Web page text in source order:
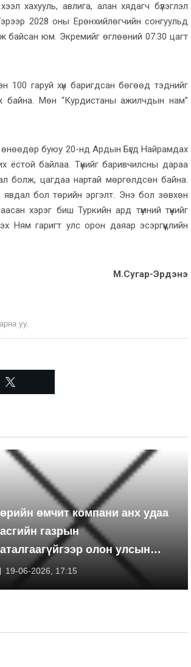
хахууль, авлига, алан хядагч бүлэглэл
2028 оны Ерөнхийлөгчийн сонгуульд
юм. Экремийг өглөөний 07:30 цагт
100 гаруй хүн баригдсан бөгөөд тэднийг
байна. Мөн “Курдистаны ажилчдын нам”
өнөөдөр буюу 20-нд Ардын Бүгд Найрамдах
байлаа. Түүнийг баривчилсны дараа
болж, цагдаа нартай мөргөлдсөн байна.
бол төрийн эргэлт. Энэ бол зөвхөн
хэрэг биш Туркийн ард түмний түүнийг
Ням гаригт улс орон даяар эсэргүүцлийн
М.Сугар-Эрдэнэ
уу.
өмчит компани анх удаа
газрын
олон улсын
зээлийн санхүүжилт
19-06-2026, 17:15